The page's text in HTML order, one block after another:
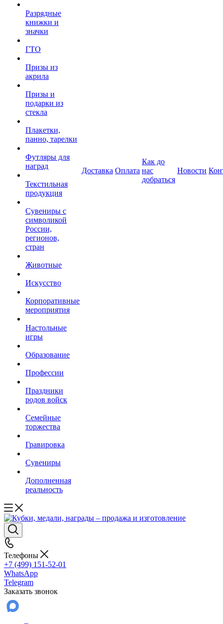
Разрядные
книжки и
значки
ГТО
Призы из
акрила
Призы и
подарки из
стекла
Плакетки,
панно, тарелки
Футляры для
наград
Текстильная
продукция
Сувениры с
символикой
России,
регионов,
стран
Животные
Искусство
Корпоративные
мероприятия
Настольные
игры
Образование
Профессии
Праздники
родов войск
Семейные
торжества
Гравировка
Сувениры
Дополненная
реальность
Доставка Оплата
Как до
нас
добраться
Новости
Телефоны
+7 (499) 151-52-01
WhatsApp
Telegram
Заказать звонок